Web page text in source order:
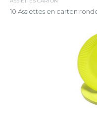
10 Assiettes en carton